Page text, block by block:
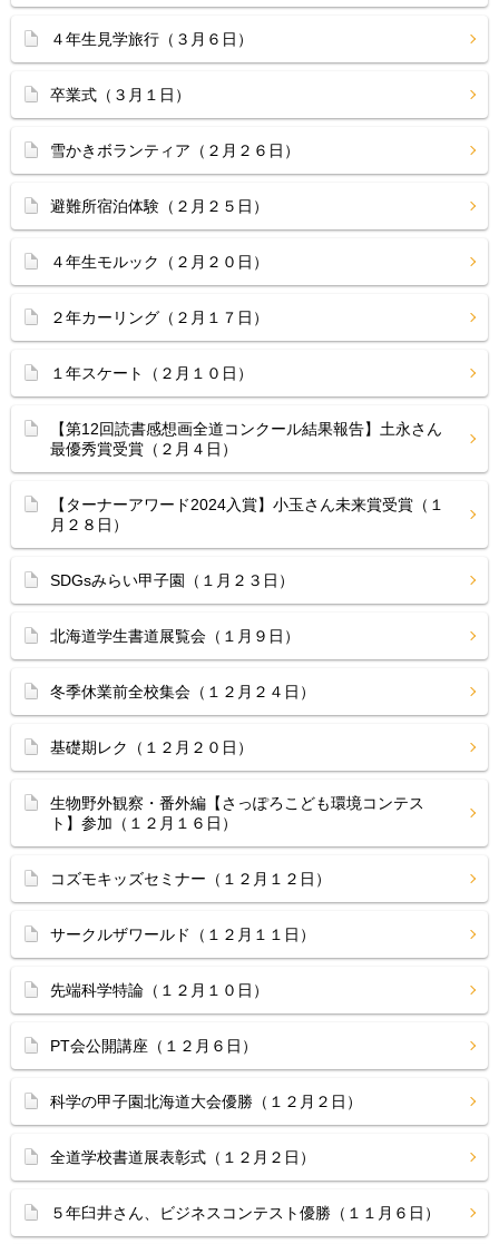
４年生見学旅行（３月６日）
卒業式（３月１日）
雪かきボランティア（２月２６日）
避難所宿泊体験（２月２５日）
４年生モルック（２月２０日）
２年カーリング（２月１７日）
１年スケート（２月１０日）
【第12回読書感想画全道コンクール結果報告】土永さん
最優秀賞受賞（２月４日）
【ターナーアワード2024入賞】小玉さん未来賞受賞（１
月２８日）
SDGsみらい甲子園（１月２３日）
北海道学生書道展覧会（１月９日）
冬季休業前全校集会（１２月２４日）
基礎期レク（１２月２０日）
生物野外観察・番外編【さっぽろこども環境コンテス
ト】参加（１２月１６日）
コズモキッズセミナー（１２月１２日）
サークルザワールド（１２月１１日）
先端科学特論（１２月１０日）
PT会公開講座（１２月６日）
科学の甲子園北海道大会優勝（１２月２日）
全道学校書道展表彰式（１２月２日）
５年臼井さん、ビジネスコンテスト優勝（１１月６日）